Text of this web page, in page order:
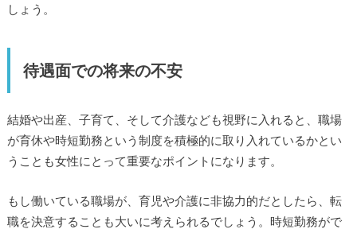
しょう。
待遇面での将来の不安
結婚や出産、子育て、そして介護なども視野に入れると、職場
が育休や時短勤務という制度を積極的に取り入れているかとい
うことも女性にとって重要なポイントになります。
もし働いている職場が、育児や介護に非協力的だとしたら、転
職を決意することも大いに考えられるでしょう。時短勤務がで